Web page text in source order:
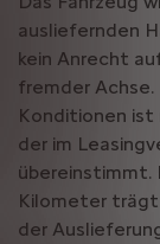
ausliefernden
kein Anrecht
fremder
Konditionen ist
der im
übereinstimmt.
Kilometer trägt
der